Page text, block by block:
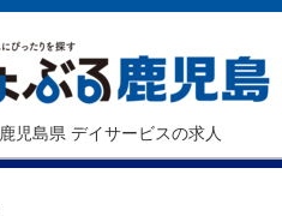
鹿児島県 デイサービスの求人